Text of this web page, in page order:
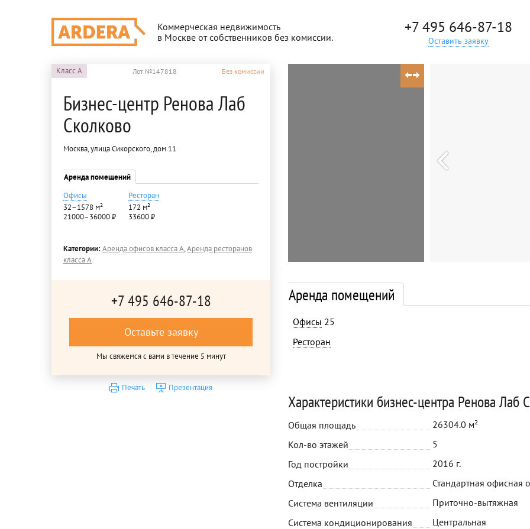
Коммерческая недвижимость
в Москве от собственников без комиссии.
+7 495 646-87-18
Оставить заявку
Класс A Лот №147818 Без комиссии
Бизнес-центр Ренова Лаб
Сколково
Москва, улица Сикорского, дом 11
Аренда помещений
Офисы
32–1578 м²
21000–36000 ₽
Ресторан
172 м²
33600 ₽
Категории:Аренда офисов класса A,Аренда ресторанов
класса A
+7 495 646-87-18
Оставьте заявку
Мы свяжемся с вами в течение 5 минут
Печать Презентация
Аренда помещений
Офисы 25
Ресторан
Характеристики бизнес-центра Ренова Лаб
Общая площадь
26304.0 м²
Кол-во этажей
5
Год постройки
2016 г.
Отделка
Стандартная офисная
Система вентиляции
Приточно-вытяжная
Система кондиционирования
Центральная